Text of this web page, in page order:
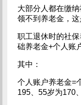
大部分人都在缴
领不到养老金，这
职工退休时的社
础养老金+个人账
其中：
个人账户养老金=
195、55岁为170